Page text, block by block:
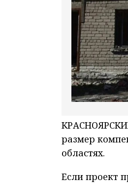
размер
областях.
Если проект